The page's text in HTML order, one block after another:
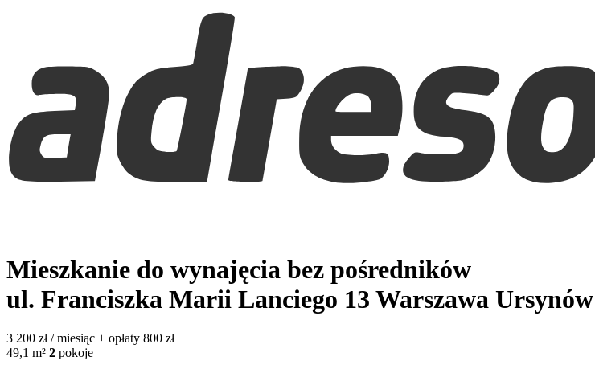
Mieszkanie do wynajęcia bez pośredników
ul. Franciszka Marii Lanciego 13 Warszawa Ursynów
3 200 zł / miesiąc + opłaty 800 zł
49,1 m² 2 pokoje